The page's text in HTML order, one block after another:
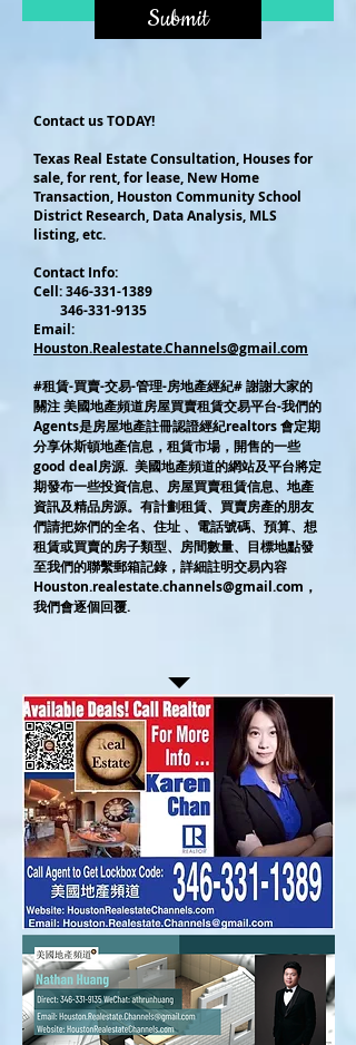
Submit
Contact us TODAY!
Texas Real Estate Consultation, Houses for
sale, for rent, for lease, New Home
Transaction, Houston Community School
District Research, Data Analysis, MLS
listing, etc.
Contact Info:
Cell:346-331-1389
346-331-9135
Email:
Houston.Realestate.Channels@gmail.com
#租賃-買賣-交易-管理-房地產經紀# 謝謝大家的
關注 美國地產頻道房屋買賣租賃交易平台-我們的
Agents是房屋地產註冊認證經紀realtors 會定期
分享休斯頓地產信息，租賃市場，開售的一些
good deal房源. 美國地產頻道的網站及平台將定
期發布一些投資信息、房屋買賣租賃信息、地產
資訊及精品房源。有計劃租賃、買賣房產的朋友
們請把妳們的全名、住址 、電話號碼、預算、想
租賃或買賣的房子類型、房間數量、目標地點發
至我們的聯繫郵箱記錄，詳細註明交易內容
Houston.realestate.channels@gmail.com ，
我們會逐個回覆.